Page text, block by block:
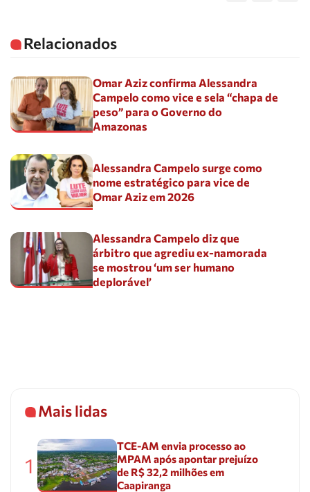
Relacionados
Omar Aziz confirma Alessandra
Campelo como vice e sela “chapa de
peso” para o Governo do
Amazonas
Alessandra Campelo surge como
nome estratégico para vice de
Omar Aziz em 2026
Alessandra Campelo diz que
árbitro que agrediu ex-namorada
se mostrou ‘um ser humano
deplorável’
Mais lidas
1
TCE-AM envia processo ao
MPAM após apontar prejuízo
de R$ 32,2 milhões em
Caapiranga